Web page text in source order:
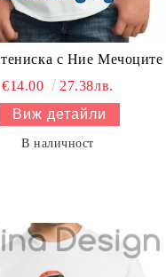
с Ние Мечоците
€14.00
27.38лв.
Виж детайли
В наличност